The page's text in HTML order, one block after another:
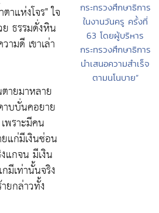
าแห่งโจร" ใจ
ธรรมดั่งหิน
มดี เขาเล่า
ายมาหลาย
าบบั่นคอยาย
พราะมีคน
แก่มีเงินซ่อน
กจน มีเงิน
มีเท่านั้นจริง
ยกล่าวทั้ง
กระทรวงศึกษาธิการ
ในงานวันครู ครั้งที่
63 โดยผู้บริหาร
กระทรวงศึกษาธิการ
นำเสนอความสำเร็จ
ตามนโนบาย”